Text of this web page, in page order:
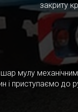
закриту
шар мулу
приступаємо до